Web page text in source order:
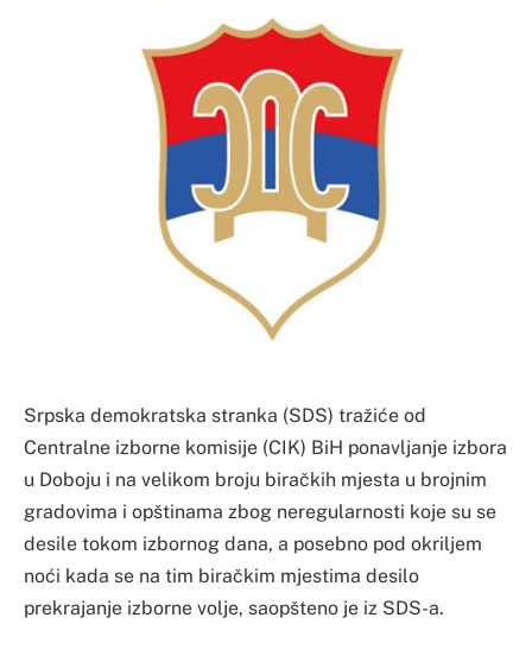
Srpska demokratska stranka (SDS) tražiće od
Centralne izborne komisije (CIK) BiH ponavljanje izbora
u Doboju i na velikom broju biračkih mjesta u brojnim
gradovima i opštinama zbog neregularnosti koje su se
desile tokom izbornog dana, a posebno pod okriljem
noći kada se na tim biračkim mjestima desilo
prekrajanje izborne volje, saopšteno je iz SDS-a.